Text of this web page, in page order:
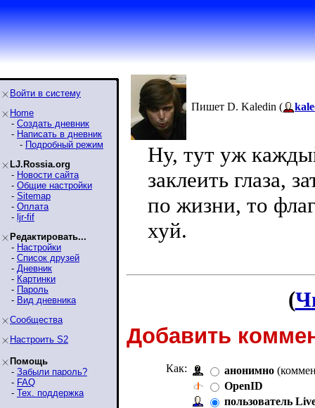
Войти в систему
Home
- Создать дневник
- Написать в дневник
- Подробный режим
LJ.Rossia.org
- Новости сайта
- Общие настройки
- Sitemap
- Оплата
- ljr-fif
Редактировать...
- Настройки
- Список друзей
- Дневник
- Картинки
- Пароль
- Вид дневника
Сообщества
Настроить S2
Помощь
- Забыли пароль?
- FAQ
- Тех. поддержка
Пишет D. Kaledin (
Ну, тут уж
заклеить глаза,
по жизни, то
хуй.
(
Добавить
Как: анонимно
OpenID
пользователь